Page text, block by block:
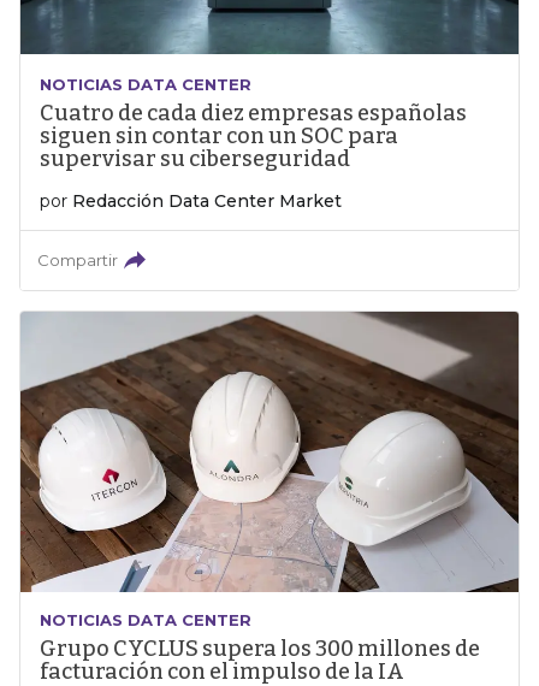
NOTICIAS DATA CENTER
Cuatro de cada diez empresas españolas
siguen sin contar con un SOC para
supervisar su ciberseguridad
por Redacción Data Center Market
Compartir
NOTICIAS DATA CENTER
Grupo CYCLUS supera los 300 millones de
facturación con el impulso de la IA